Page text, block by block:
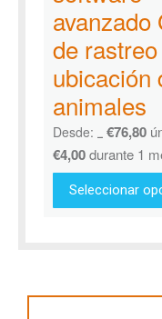
avanzado
de
ubicación
animales
Desde: €76,80
€4,00durante 1
Seleccionar